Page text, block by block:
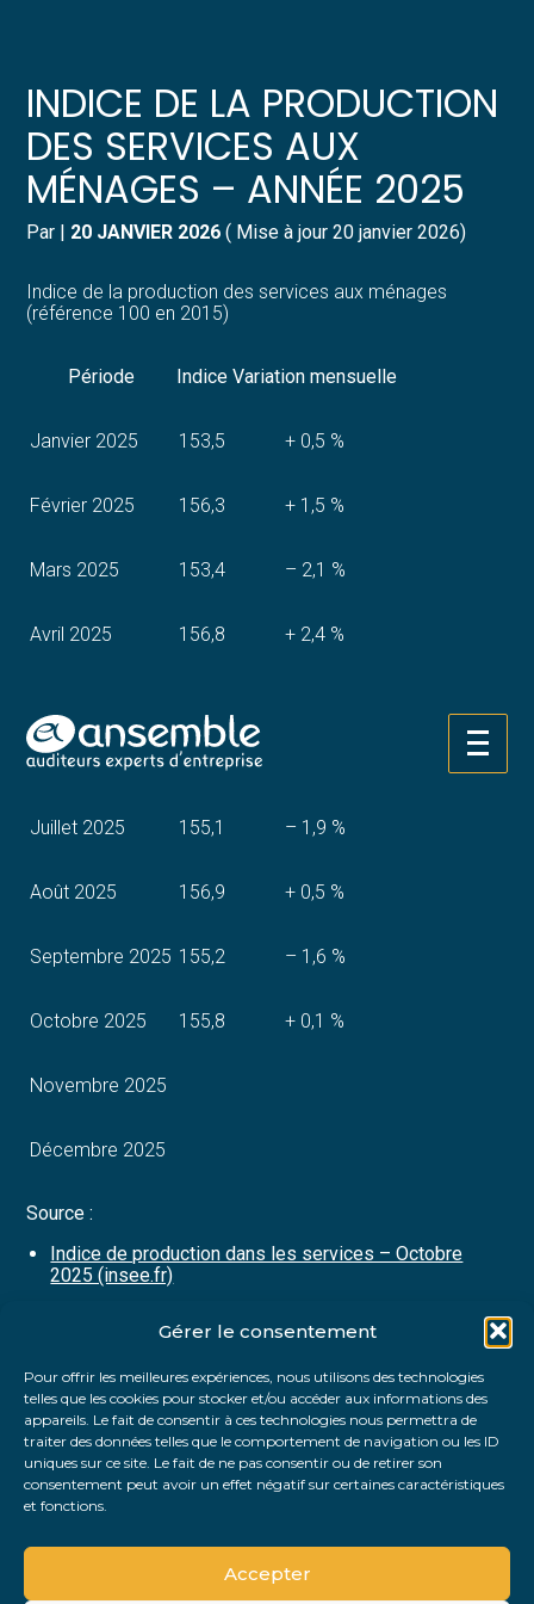
Gérer le consentement
Pour offrir les meilleures expériences, nous utilisons des technologies
telles que les cookies pour stocker et/ou accéder aux informations des
appareils. Le fait de consentir à ces technologies nous permettra de
traiter des données telles que le comportement de navigation ou les ID
uniques sur ce site. Le fait de ne pas consentir ou de retirer son
consentement peut avoir un effet négatif sur certaines caractéristiques
et fonctions.
Accepter
Aller
au
Gérer votre quotidien
Piloter votre entreprise
Développer votre entreprise
Construire votre patrimoine
Structurer votre croissance
électronique
Suivre votre comptabilité
Gérer vos ressources humaines
Dématérialiser vos documents
INDICE DE LA PRODUCTION
DES SERVICES AUX
MÉNAGES – ANNÉE 2025
Par | 20 JANVIER 2026 ( Mise à jour 20 janvier 2026)
Indice de la production des services aux ménages
(référence 100 en 2015)
Période Indice Variation mensuelle
Janvier 2025 153,5 + 0,5 %
Février 2025 156,3 + 1,5 %
Mars 2025 153,4 – 2,1 %
Avril 2025 156,8 + 2,4 %
Juin 2025 157,8
Juillet 2025 155,1 – 1,9 %
Août 2025 156,9 + 0,5 %
Septembre 2025 155,2 – 1,6 %
Octobre 2025 155,8 + 0,1 %
Novembre 2025
Décembre 2025
Source :
Indice de production dans les services – Octobre
2025 (insee.fr)
FaceBook
TwitterLinkedIn